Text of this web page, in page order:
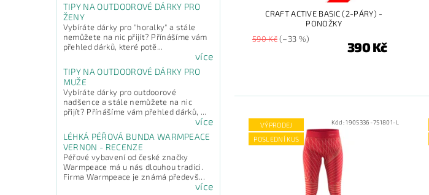
TIPY NA OUTDOOROVÉ DÁRKY PRO
ŽENY
Vybíráte dárky pro "horalky" a stále
nemůžete na nic přijít? Přínášíme vám
přehled dárků, které potě...
více
TIPY NA OUTDOOROVÉ DÁRKY PRO
MUŽE
Vybíráte dárky pro outdoorové
nadšence a stále nemůžete na nic
přijít? Přínášíme vám přehled dárků, ...
více
LÉHKÁ PÉŘOVÁ BUNDA WARMPEACE
VERNON - RECENZE
Péřové vybavení od české značky
Warmpeace má u nás dlouhou tradici.
Firma Warmpeace je známá předevš...
více
CRAFT ACTIVE BASIC (2-PÁRY) -
PONOŽKY
590 Kč(–33 %)
390 Kč
VÝPRODEJ
POSLEDNÍ KUS
Kód:1905336-751801-L